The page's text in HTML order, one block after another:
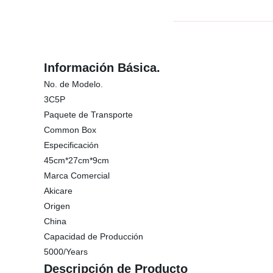
Información Básica.
No. de Modelo.
3C5P
Paquete de Transporte
Common Box
Especificación
45cm*27cm*9cm
Marca Comercial
Akicare
Origen
China
Capacidad de Producción
5000/Years
Descripción de Producto